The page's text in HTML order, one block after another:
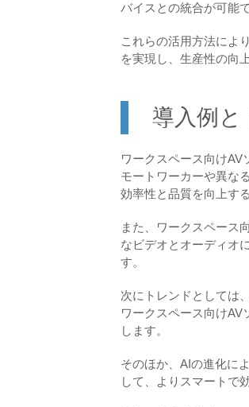
バイスとの統合が可能で
これらの活用方法によ
を実現し、生産性の向
導入例と
ワークスペース向けAV
モートワーカーや異な
効率性と品質を向上す
また、ワークスペース
なビデオとオーディオ
す。
次にトレンドとしては
ワークスペース向け
します。
そのほか、AIの進化に
して、よりスマートで